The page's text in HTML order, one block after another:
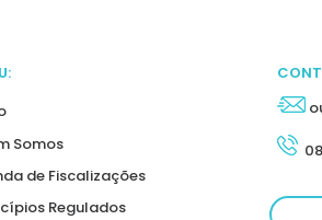
Somos
de Fiscalizações
Regulados